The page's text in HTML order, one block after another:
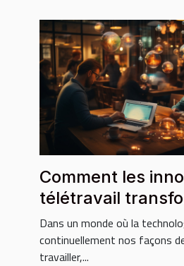
Comment les
télétravail
elles le marché
global ?
Dans un monde où la
continuellement nos façons
travailler,...